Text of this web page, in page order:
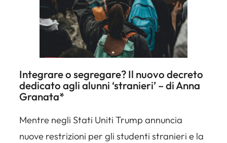
Integrare o segregare? Il nuovo decreto
dedicato agli alunni ‘stranieri’ – di Anna
Granata*
Mentre negli Stati Uniti Trump annuncia
nuove restrizioni per gli studenti stranieri e la